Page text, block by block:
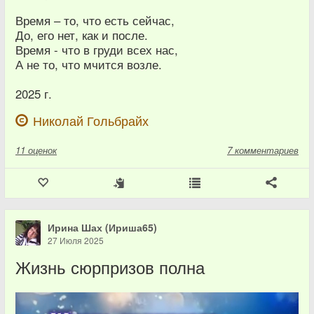
Время – то, что есть сейчас,
До, его нет, как и после.
Время - что в груди всех нас,
А не то, что мчится возле.
2025 г.
Николай Гольбрайх
11 оценок 7 комментариев
Ирина Шах (Ириша65)
27 Июля 2025
Жизнь сюрпризов полна